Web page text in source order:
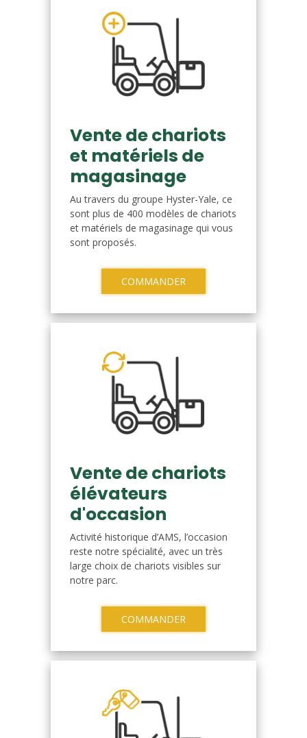
Vente de chariots
et matériels de
magasinage
Au travers du groupe Hyster-Yale, ce
sont plus de 400 modèles de chariots
et matériels de magasinage qui vous
sont proposés.
COMMANDER
Vente de chariots
élévateurs
d'occasion
Activité historique d’AMS, l’occasion
reste notre spécialité, avec un très
large choix de chariots visibles sur
notre parc.
COMMANDER